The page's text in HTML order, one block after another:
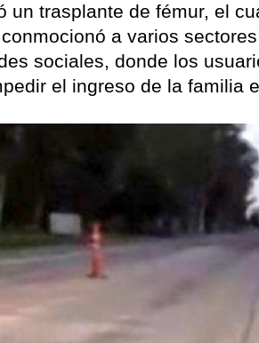
un trasplante de fémur, el
a varios
sociales, donde los
el ingreso de la familia